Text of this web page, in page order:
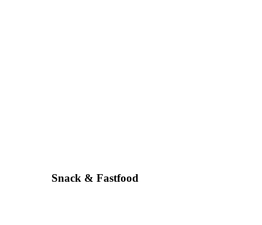
Snack & Fastfood